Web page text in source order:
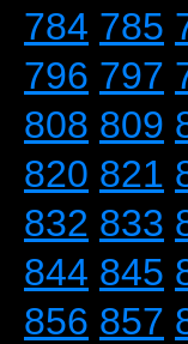
784 785
796 797
808 809
820 821
832 833
844 845
856 857